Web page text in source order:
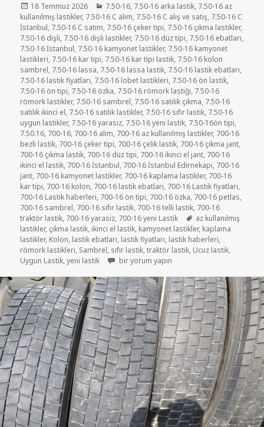
Yayın
tarihi
18 Temmuz 2026 Kategoriler
7.50-16, 7.50-16 arka lastik, 7.50-16 az
kullanılmış lastikler, 7.50-16 C alım, 7.50-16 C alış ve satış, 7.50-16 C
İstanbul, 7.50-16 C satım, 7.50-16 çeker tipi, 7.50-16 çıkma lastikler,
7.50-16 dişli, 7.50-16 dişli lastikler, 7.50-16 düz tipi, 7.50-16 ebatları,
7.50-16 İstanbul, 7.50-16 kamyonet lastikler, 7.50-16 kamyonet
lastikleri, 7.50-16 kar tipi, 7.50-16 kar tipi lastik, 7.50-16 kolon
sambrel, 7.50-16 lassa, 7.50-16 lassa lastik, 7.50-16 lastik ebatları,
7.50-16 lastik fiyatları, 7.50-16 lobet lastikleri, 7.50-16 ön lastik,
7.50-16 ön tipi, 7.50-16 özka, 7.50-16 römork lastiği, 7.50-16
römork lastikler, 7.50-16 sambrel, 7.50-16 satılık çıkma, 7.50-16
satılık ikinci el, 7.50-16 satılık lastikler, 7.50-16 sıfır lastik, 7.50-16
uygun lastikler, 7.50-16 yarasız, 7.50-16 yeni lastik, 7.50-16ön tipi,
7.50.16, 700-16, 700-16 alım, 700-16 az kullanılmış lastikler, 700-16
bezli lastik, 700-16 çeker tipi, 700-16 çelik lastik, 700-16 çıkma jant,
700-16 çıkma lastik, 700-16 düz tipi, 700-16 ikinci el jant, 700-16
ikinci el lastik, 700-16 İstanbul, 700-16 İstanbul Edirnekapi, 700-16
jant, 700-16 kamyonet lastikler, 700-16 kaplama lastikler, 700-16
kar tipi, 700-16 kolon, 700-16 lastik ebatları, 700-16 Lastik fiyatları,
700-16 Lastik haberleri, 700-16 ön tipi, 700-16 özka, 700-16 petlas,
700-16 sambrel, 700-16 sıfır lastik, 700-16 telli lastik, 700-16
traktör lastik, 700-16 yarasiz, 700-16 yeni Lastik Etiketler
az kullanılmış
lastikler, çıkma lastik, ikinci el lastik, kamyonet lastikler, kaplama
lastikler, Kolon, lastik ebatları, lastik fiyatları, lastik haberleri,
römork lastikleri, Sambrel, sıfır lastik,traktör lastik, Ucuz lastik,
Uygun Lastik,yeni lastik 7.50-16C TRAKTÖR RÖMORK LASTİKLER için
bir yorum yapın